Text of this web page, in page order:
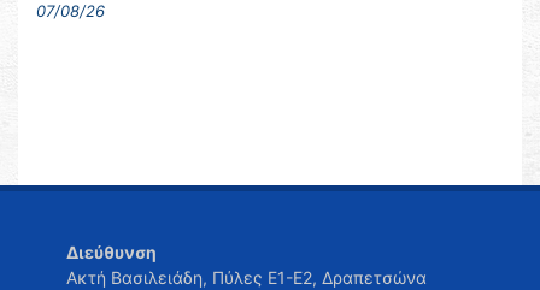
07/08/26
Διεύθυνση
Ακτή Βασιλειάδη, Πύλες Ε1-Ε2, Δραπετσώνα